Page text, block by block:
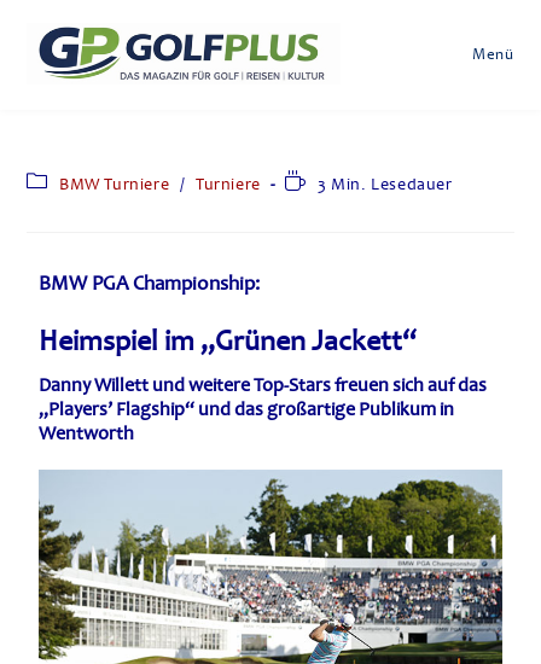
Menü
BMW Turniere / Turniere 3 Min. Lesedauer
BMW PGA Championship:
Heimspiel im „Grünen Jackett“
Danny Willett und weitere Top-Stars freuen sich auf das
„Players’ Flagship“ und das großartige Publikum in
Wentworth